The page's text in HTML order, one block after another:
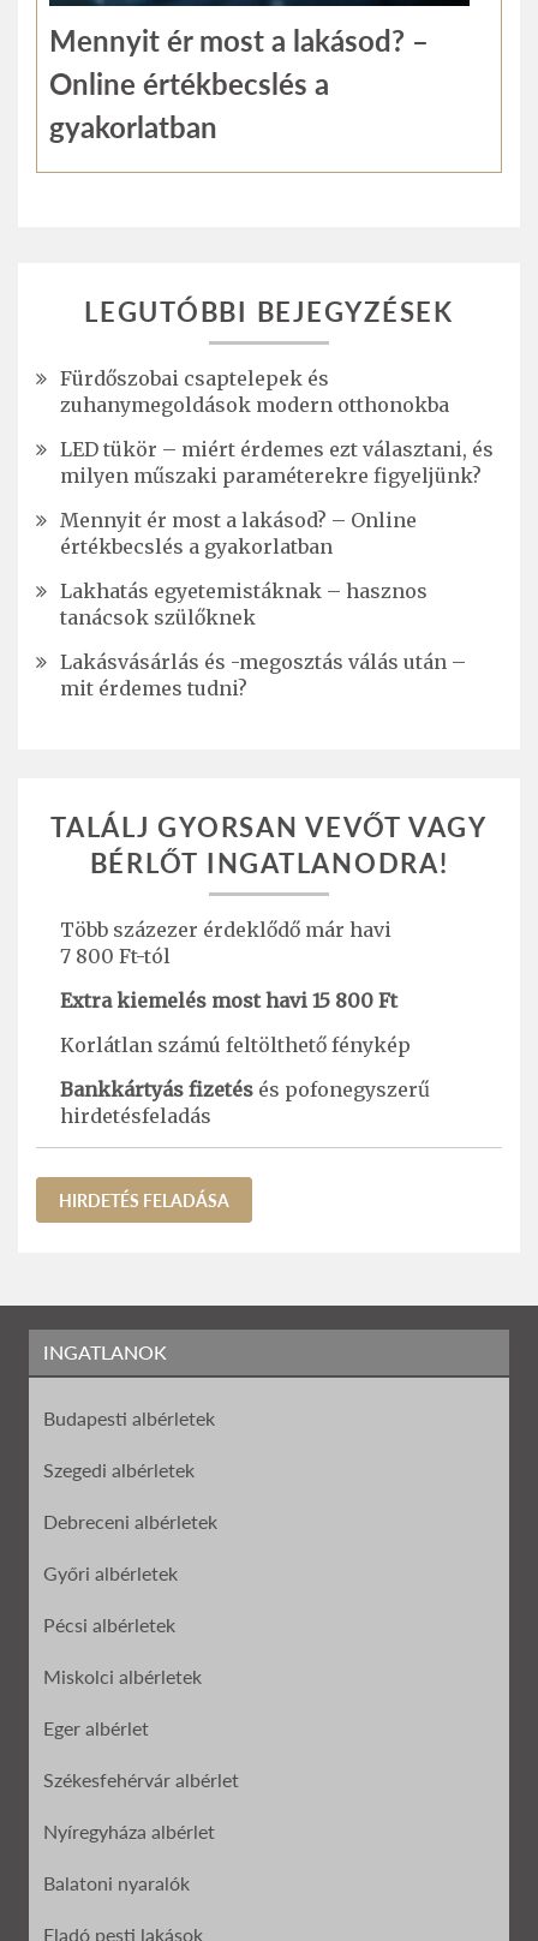
Mennyit ér most a lakásod? –
Online értékbecslés a
gyakorlatban
LEGUTÓBBI BEJEGYZÉSEK
Fürdőszobai csaptelepek és
zuhanymegoldások modern otthonokba
LED tükör – miért érdemes ezt választani, és
milyen műszaki paraméterekre figyeljünk?
Mennyit ér most a lakásod? – Online
értékbecslés a gyakorlatban
Lakhatás egyetemistáknak – hasznos
tanácsok szülőknek
Lakásvásárlás és -megosztás válás után –
mit érdemes tudni?
TALÁLJ GYORSAN VEVŐT VAGY
BÉRLŐT INGATLANODRA!
Több százezer érdeklődő már havi
7 800 Ft-tól
Extra kiemelés most havi 15 800 Ft
Korlátlan számú feltölthető fénykép
Bankkártyás fizetés és pofonegyszerű
hirdetésfeladás
HIRDETÉS FELADÁSA
INGATLANOK
Budapesti albérletek
Szegedi albérletek
Debreceni albérletek
Győri albérletek
Pécsi albérletek
Miskolci albérletek
Eger albérlet
Székesfehérvár albérlet
Nyíregyháza albérlet
Balatoni nyaralók
Eladó pesti lakások